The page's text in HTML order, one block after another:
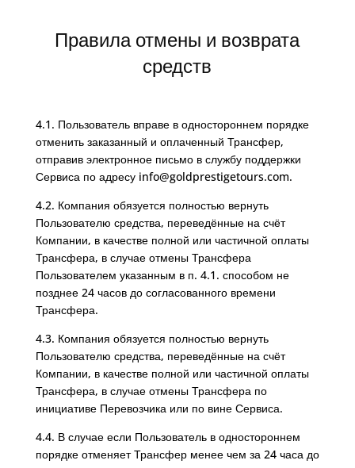
Правила отмены и возврата
средств
4.1. Пользователь вправе в одностороннем порядке
отменить заказанный и оплаченный Трансфер,
отправив электронное письмо в службу поддержки
Сервиса по адресу info@goldprestigetours.com.
4.2. Компания обязуется полностью вернуть
Пользователю средства, переведённые на счёт
Компании, в качестве полной или частичной оплаты
Трансфера, в случае отмены Трансфера
Пользователем указанным в п. 4.1. способом не
позднее 24 часов до согласованного времени
Трансфера.
4.3. Компания обязуется полностью вернуть
Пользователю средства, переведённые на счёт
Компании, в качестве полной или частичной оплаты
Трансфера, в случае отмены Трансфера по
инициативе Перевозчика или по вине Сервиса.
4.4. В случае если Пользователь в одностороннем
порядке отменяет Трансфер менее чем за 24 часа до